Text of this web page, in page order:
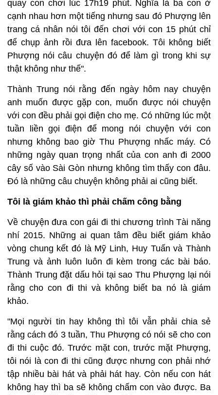
quay con chơi lúc 17h19 phút. Nghĩa là ba con ở
cạnh nhau hơn một tiếng nhưng sau đó Phượng lên
trang cá nhân nói tôi đến chơi với con 15 phút chỉ
để chụp ảnh rồi đưa lên facebook. Tôi không biết
Phượng nói câu chuyện đó để làm gì trong khi sự
thật không như thế".
Thành Trung nói rằng đến ngày hôm nay chuyện
anh muốn được gặp con, muốn được nói chuyện
với con đều phải gọi điện cho mẹ. Có những lúc một
tuần liền gọi điện để mong nói chuyện với con
nhưng không bao giờ Thu Phượng nhấc máy. Có
những ngày quan trọng nhất của con anh đi 2000
cây số vào Sài Gòn nhưng không tìm thấy con đâu.
Đó là những câu chuyện không phải ai cũng biết.
Tôi là giám khảo thì phải chấm công bằng
Về chuyện đưa con gái đi thi chương trình Tài năng
nhí 2015. Những ai quan tâm đều biết giám khảo
vòng chung kết đó là Mỹ Linh, Huy Tuấn và Thành
Trung và ảnh luôn luôn đi kèm trong các bài báo.
Thành Trung đặt dấu hỏi tại sao Thu Phượng lại nói
rằng cho con đi thi và không biết ba nó là giám
khảo.
"Mọi người tin hay không thì tôi vẫn phải chia sẻ
rằng cách đó 3 tuần, Thu Phượng có nói sẽ cho con
đi thi cuộc đó. Trước mặt con, trước mặt Phượng,
tôi nói là con đi thi cũng được nhưng con phải nhớ
tập nhiều bài hát và phải hát hay. Còn nếu con hát
không hay thì ba sẽ không chấm con vào được. Ba